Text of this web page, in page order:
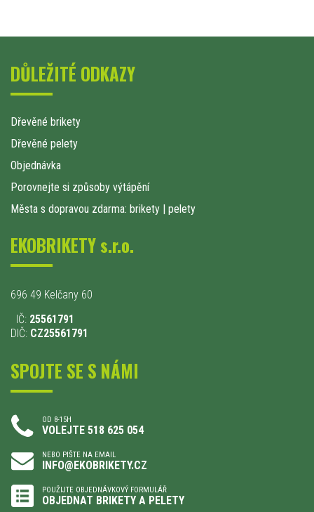
DŮLEŽITÉ ODKAZY
Dřevěné brikety
Dřevěné pelety
Objednávka
Porovnejte si způsoby výtápění
Města s dopravou zdarma: brikety | pelety
EKOBRIKETY s.r.o.
696 49 Kelčany 60
IČ: 25561791
DIČ: CZ25561791
SPOJTE SE S NÁMI
OD 8-15H
VOLEJTE 518 625 054
NEBO PIŠTE NA EMAIL
INFO@EKOBRIKETY.CZ
POUŽIJTE OBJEDNÁVKOVÝ FORMULÁŘ
OBJEDNAT BRIKETY A PELETY